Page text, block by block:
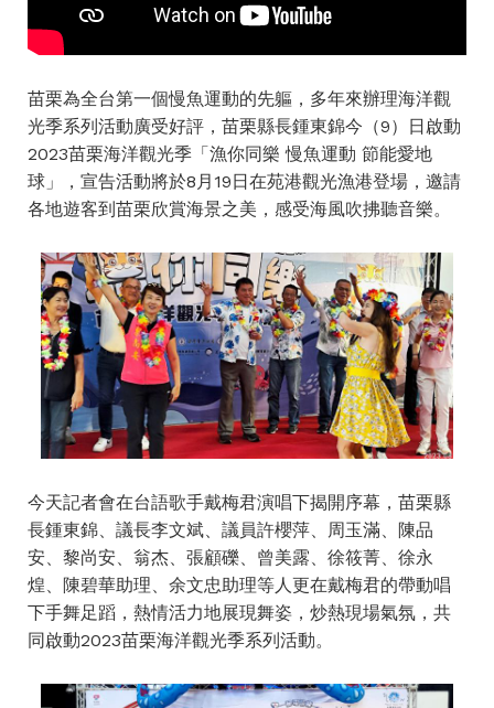
苗栗為全台第一個慢魚運動的先軀，多年來辦理海洋觀
光季系列活動廣受好評，苗栗縣長鍾東錦今（9）日啟動
2023苗栗海洋觀光季「漁你同樂 慢魚運動 節能愛地
球」，宣告活動將於8月19日在苑港觀光漁港登場，邀請
各地遊客到苗栗欣賞海景之美，感受海風吹拂聽音樂。
今天記者會在台語歌手戴梅君演唱下揭開序幕，苗栗縣
長鍾東錦、議長李文斌、議員許櫻萍、周玉滿、陳品
安、黎尚安、翁杰、張顧礫、曾美露、徐筱菁、徐永
煌、陳碧華助理、余文忠助理等人更在戴梅君的帶動唱
下手舞足蹈，熱情活力地展現舞姿，炒熱現場氣氛，共
同啟動2023苗栗海洋觀光季系列活動。